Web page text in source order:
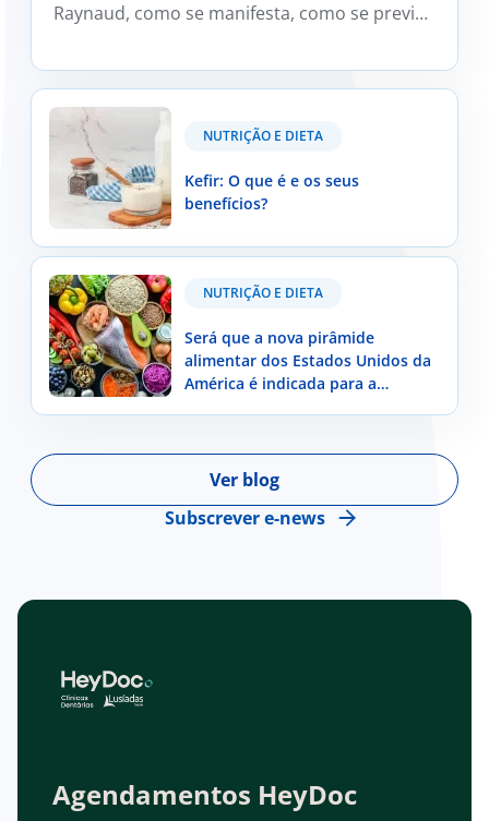
Raynaud, como se manifesta, como se previne
por um médico reumatologista.
NUTRIÇÃO E DIETA
Kefir: O que é e os seus
benefícios?
Kefir: O que é e os seus benefícios?
NUTRIÇÃO E DIETA
Será que a nova pirâmide
alimentar dos Estados Unidos da
América é indicada para a
Será que a nova pirâmide alimentar dos Estados
Unidos da América é indicada para a população
portuguesa?
Subscrever e-news
Ver blog
Agendamentos HeyDoc